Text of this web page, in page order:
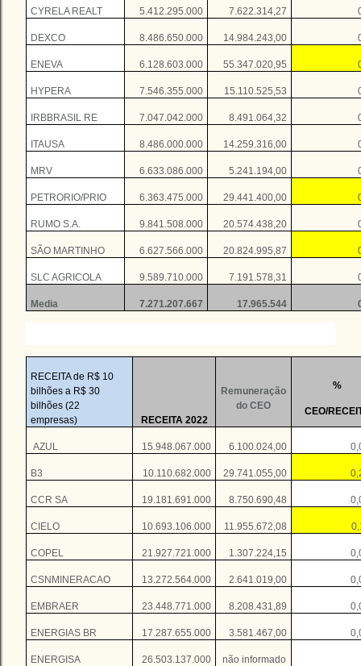
CYRELA REALT 5.412.295.000 7.622.314,27
DEXCO 8.486.650.000 14.984.243,00
ENEVA 6.128.603.000 55.347.020,95
HYPERA 7.546.355.000 15.110.525,53
IRBBRASIL RE 7.047.042.000 8.491.064,32
ITAUSA 8.486.000.000 14.259.316,00
MRV 6.633.086.000 5.241.194,00
PETRORIO/PRIO 6.363.475.000 29.441.400,00
RUMO S.A. 9.841.508.000 20.574.438,20
SÃO MARTINHO 6.627.566.000 20.824.995,87
SLC AGRICOLA 9.589.710.000 7.191.578,31
Media 7.271.207.667 17.965.544
RECEITA de R$ 10
bilhões a R$ 30
bilhões (22
empresas)
RECEITA 2022
Remuneração
do CEO
%
CEO/
AZUL 15.948.067.000 6.100.024,00
B3 10.110.682.000 29.741.055,00
CCR SA 19.181.691.000 8.750.690,48
CIELO 10.693.106.000 11.955.672,08
COPEL 21.927.721.000 1.307.224,15
CSNMINERACAO 13.272.564.000 2.641.019,00
EMBRAER 23.448.771.000 8.208.431,89
ENERGIAS BR 17.287.655.000 3.581.467,00
ENERGISA 26.503.137.000 não informado